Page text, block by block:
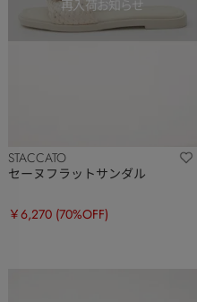
STACCATO
セーヌフラットサンダル
￥6,270 (70%OFF)